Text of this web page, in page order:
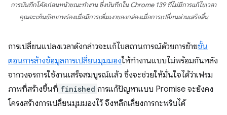
การบันทึกโค้ดก่อนหน้าขณะทำงาน ซึ่งบันทึกใน Chrome 139 ที่ไม่มีการแก้ไขเวลา
คุณจะเห็นข้อบกพร่องเมื่อมีการเพิ่มเงาของกล่องเมื่อการเปลี่ยนผ่านเสร็จสิ้น
การเปลี่ยนแปลงเวลาดังกล่าวจะแก้ไขสถานการณ์ด้วยการย้ายขั้น
ตอนการล้างข้อมูลการเปลี่ยนมุมมองให้ทำงานแบบไม่พร้อมกันหลัง
จากวงจรการใช้งานเสร็จสมบูรณ์แล้ว ซึ่งจะช่วยให้มั่นใจได้ว่าเฟรม
ภาพที่สร้างขึ้นที่ finished การแก้ปัญหาแบบ Promise จะยังคง
โครงสร้างการเปลี่ยนมุมมองไว้ จึงหลีกเลี่ยงการกะพริบได้